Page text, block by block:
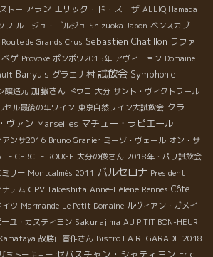
トー アラン エリック・ド・スーザ ALLIQ Hamada
フ ルージュ・ゴルジュ Shizuoka Japon ベンスカブ コ
Route de Grands Crus Sebastien Chatillon ラファ
ゲ Provoke ポンポワ2015年 アヴィニョン Domaine
Banyuls グラエナ村 試飲会 Symphonie
醸造元 加藤さん ドウロ 大分 サント・ヴィクトワール
セル最後の年ワイン 東京自然ワイン大試飲会 クラ
ヴァン Marseilles マチュー・ラピエール
アンサ2016 Bruno Granier ミーゾ・ヴェール オン・サ
CERCLE ROUGE 大分の俊さん 2018年・パリ試飲会
ミリー Montcalmès 2011 バルセロナ President
ナテム CPV Takeshita Anne-Hélène Rennes Côte
イツ Marmande Le Petit Domaine ルヴィアン・ガメイ
ーユ・カスティヨン Sakurajima AU P'TIT BON-HEUR
故勝山晋作さん Bistro LA REGARADE 2018